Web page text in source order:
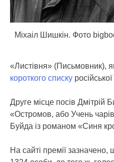
Міхаіл Шишкін. Фото
«Листівня» (Письмовник),
короткого списку
Друге місце посів Дмітрій
«Остромов, або Учень
Буйда із романом «Синя
На сайті премії